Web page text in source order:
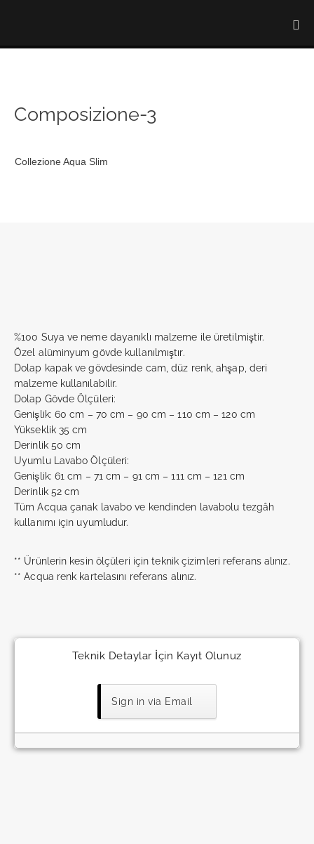
Composizione-3
Collezione Aqua Slim
%100 Suya ve neme dayanıklı malzeme ile üretilmiştir.
Özel alüminyum gövde kullanılmıştır.
Dolap kapak ve gövdesinde cam, düz renk, ahşap, deri
malzeme kullanılabilir.
Dolap Gövde Ölçüleri:
Genişlik: 60 cm – 70 cm – 90 cm – 110 cm – 120 cm
Yükseklik 35 cm
Derinlik 50 cm
Uyumlu Lavabo Ölçüleri:
Genişlik: 61 cm – 71 cm – 91 cm – 111 cm – 121 cm
Derinlik 52 cm
Tüm Acqua çanak lavabo ve kendinden lavabolu tezgâh
kullanımı için uyumludur.
** Ürünlerin kesin ölçüleri için teknik çizimleri referans alınız.
** Acqua renk kartelasını referans alınız.
Teknik Detaylar İçin Kayıt Olunuz
Sign in via Email